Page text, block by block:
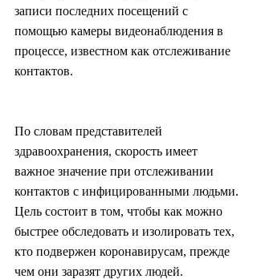
записи последних посещений с
помощью камеры видеонаблюдения в
процессе, известном как отслеживание
контактов.
По словам представителей
здравоохранения, скорость имеет
важное значение при отслеживании
контактов с инфицированными людьми.
Цель состоит в том, чтобы как можно
быстрее обследовать и изолировать тех,
кто подвержен коронавирусам, прежде
чем они заразят других людей.